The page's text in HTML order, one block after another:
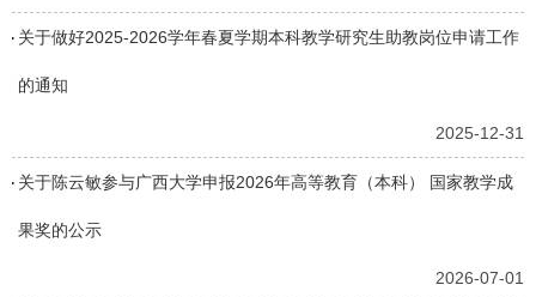
关于做好2025-2026学年春夏学期本科教学研究生助教岗位申请工作
的通知
2025-12-31
关于陈云敏参与广西大学申报2026年高等教育（本科） 国家教学成
果奖的公示
2026-07-01